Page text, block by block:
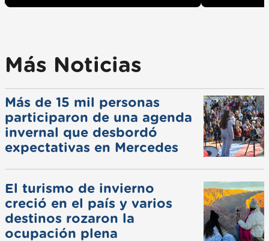
Más Noticias
Más de 15 mil personas
participaron de una agenda
invernal que desbordó
expectativas en Mercedes
El turismo de invierno
creció en el país y varios
destinos rozaron la
ocupación plena